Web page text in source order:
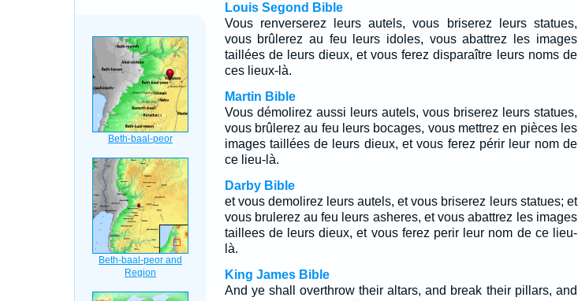
Louis Segond Bible
Vous renverserez leurs autels, vous briserez leurs statues,
vous brûlerez au feu leurs idoles, vous abattrez les images
taillées de leurs dieux, et vous ferez disparaître leurs noms de
ces lieux-là.
Martin Bible
Vous démolirez aussi leurs autels, vous briserez leurs statues,
vous brûlerez au feu leurs bocages, vous mettrez en pièces les
images taillées de leurs dieux, et vous ferez périr leur nom de
ce lieu-là.
Darby Bible
et vous demolirez leurs autels, et vous briserez leurs statues; et
vous brulerez au feu leurs asheres, et vous abattrez les images
taillees de leurs dieux, et vous ferez perir leur nom de ce lieu-
là.
King James Bible
And ye shall overthrow their altars, and break their pillars, and